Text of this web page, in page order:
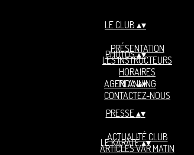
LE CLUB ▴▾
PRÉSENTATION
LES INSTRUCTEURS
HORAIRES
PLANNING
CONTACTEZ-NOUS
PHOTOS▴▾
AGENDA▴▾
PRESSE▴▾
ACTUALITÉ CLUB
ARTICLES VAR MATIN
LE KARATÉ▴▾